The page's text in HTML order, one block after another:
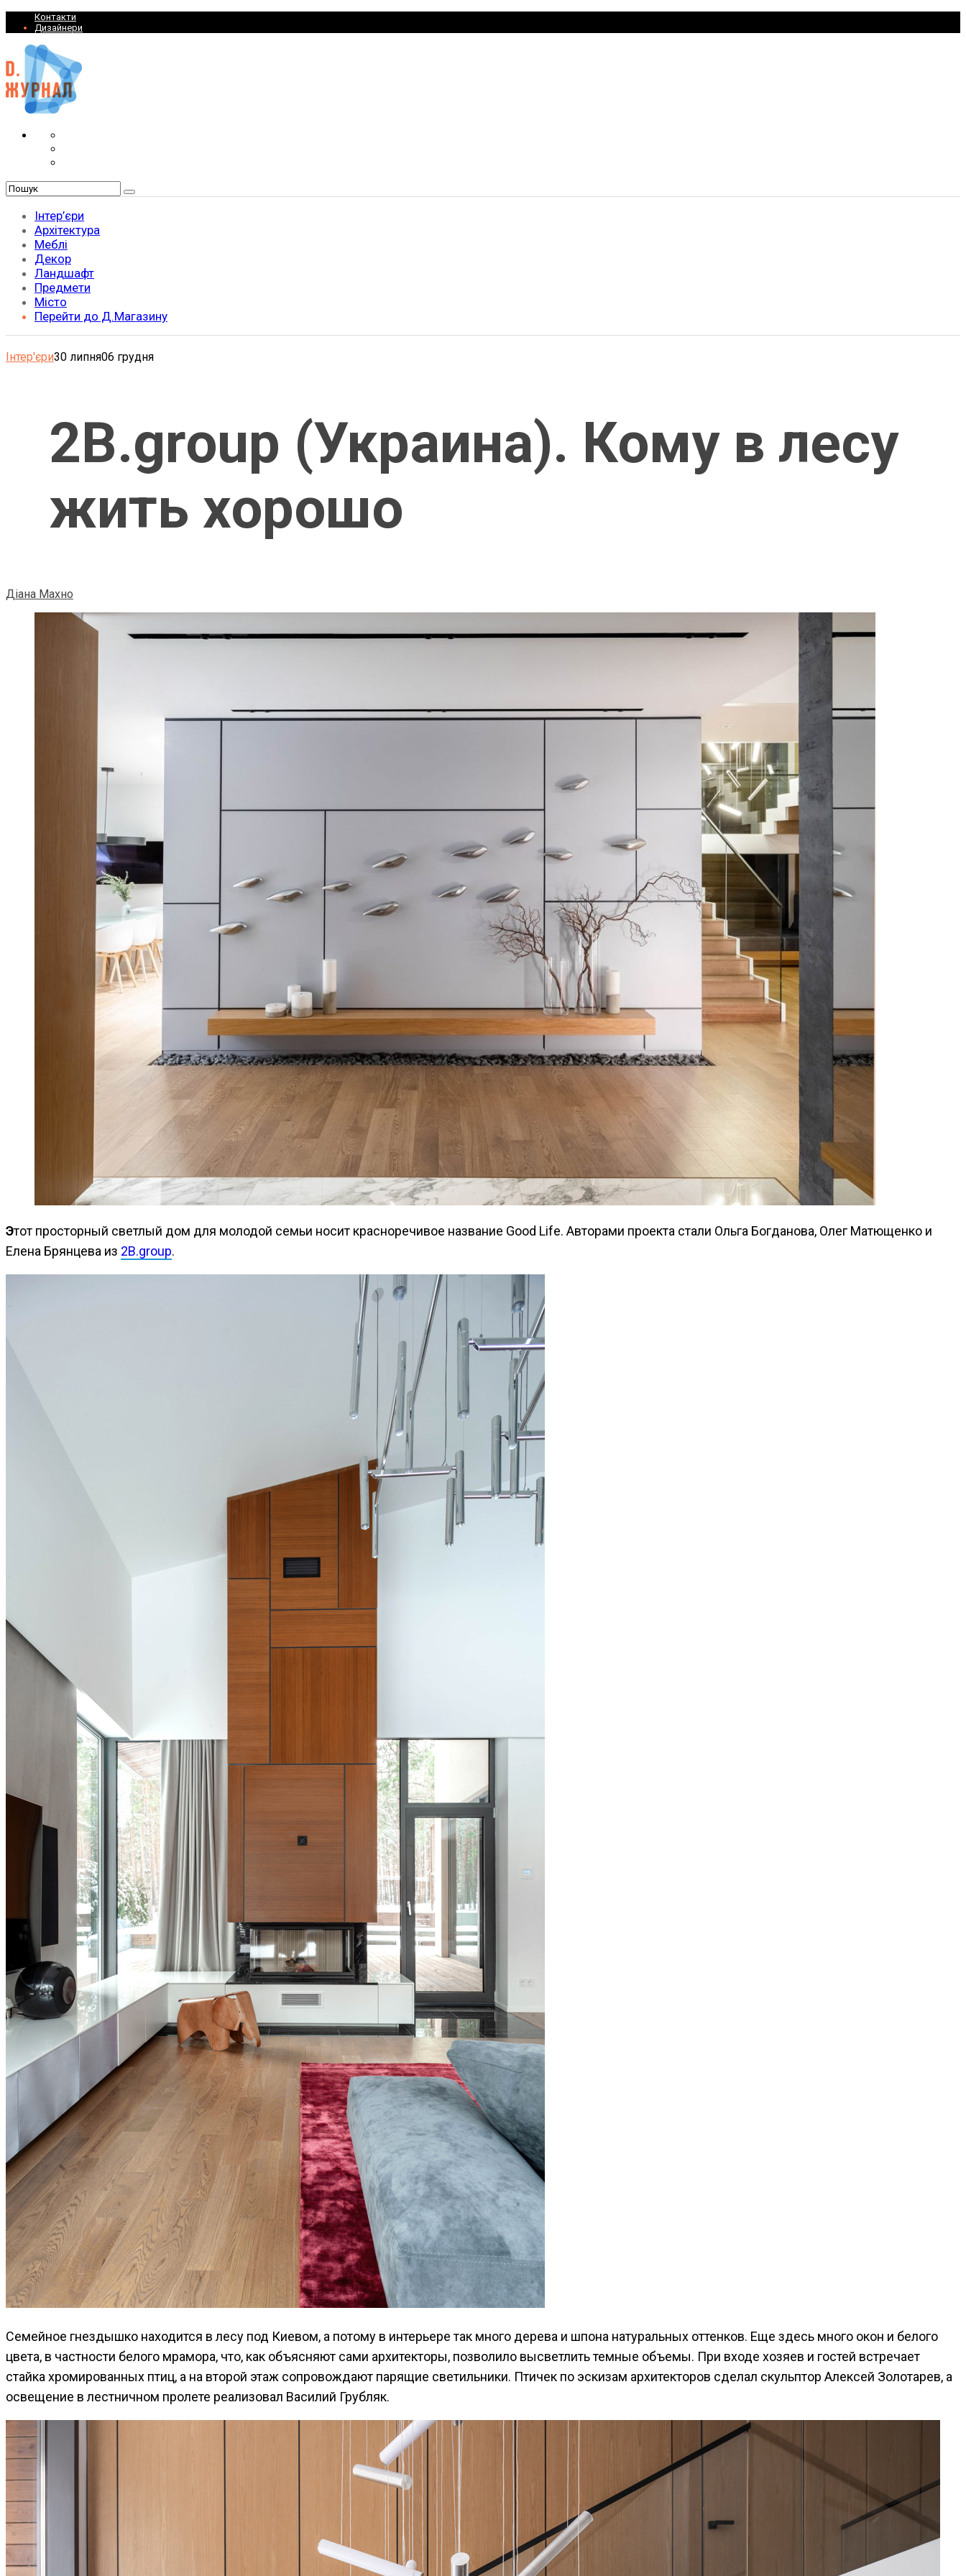
Контакти
Дизайнери
Інтер’єри
Архітектура
Меблі
Декор
Ландшафт
Предмети
Місто
Перейти до Д.Магазину
Інтер'єри30 липня06 грудня
2B.group (Украина). Кому в лесу
жить хорошо
Діана Махно
Этот просторный светлый дом для молодой семьи носит красноречивое название Good Life. Авторами проекта стали Ольга Богданова, Олег Матющенко и
Елена Брянцева из 2B.group.
Семейное гнездышко находится в лесу под Киевом, а потому в интерьере так много дерева и шпона натуральных оттенков. Еще здесь много окон и белого
цвета, в частности белого мрамора, что, как объясняют сами архитекторы, позволило высветлить темные объемы. При входе хозяев и гостей встречает
стайка хромированных птиц, а на второй этаж сопровождают парящие светильники. Птичек по эскизам архитекторов сделал скульптор Алексей Золотарев, а
освещение в лестничном пролете реализовал Василий Грубляк.